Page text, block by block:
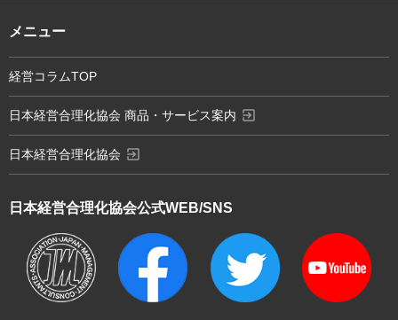
日本経営合理化協会公式WEB/SNS
メニュー
経営コラムTOP
日本経営合理化協会 商品・サービス案内 exit_to_app
日本経営合理化協会 exit_to_app